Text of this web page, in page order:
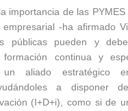
importancia de las
-ha afirmado
públicas pueden y
continua y
un aliado estratégico
a disponer de
(I+D+i), como si de